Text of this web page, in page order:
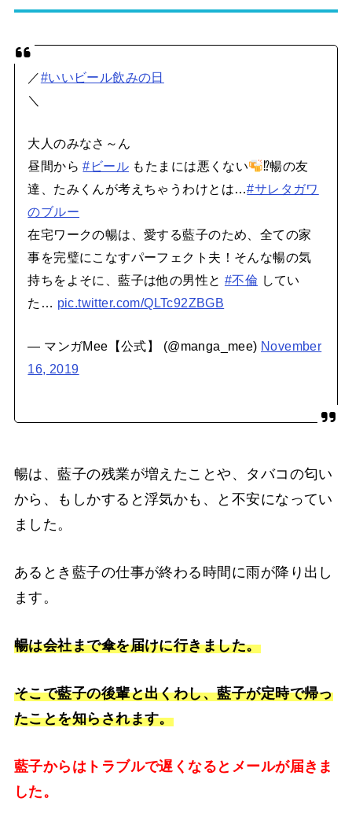
／#いいビール飲みの日
＼
大人のみなさ～ん
昼間から#ビール もたまには悪くない
⁉暢の友
達、たみくんが考えちゃうわけとは…#サレタガワ
のブルー
在宅ワークの暢は、愛する藍子のため、全ての家
事を完璧にこなすパーフェクト夫！そんな暢の気
持ちをよそに、藍子は他の男性と #不倫 してい
た… pic.twitter.com/QLTc92ZBGB
— マンガMee【公式】 (@manga_mee) November
16, 2019
暢は、藍子の残業が増えたことや、タバコの匂い
から、もしかすると浮気かも、と不安になってい
ました。
あるとき藍子の仕事が終わる時間に雨が降り出し
ます。
暢は会社まで傘を届けに行きました。
そこで藍子の後輩と出くわし、藍子が定時で帰っ
たことを知らされます。
藍子からはトラブルで遅くなるとメールが届きま
した。